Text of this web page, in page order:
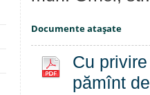
Documente ataşate
Cu
pămînt